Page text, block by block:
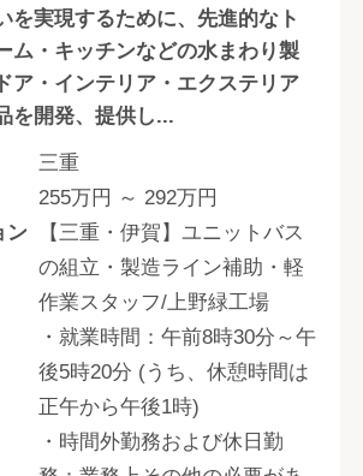
を実現するために、先進的なト
ム・キッチンなどの水まわり製
ア・インテリア・エクステリア
を開発、提供し...
三重
255万円 ～ 292万円
ン
【三重・伊賀】ユニットバス
の組立・製造ライン補助・軽
作業スタッフ/上野緑工場
・就業時間：午前8時30分～午
後5時20分 (うち、休憩時間は
正午から午後1時)
・時間外勤務および休日勤